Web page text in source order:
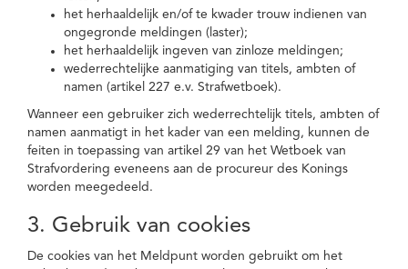
het herhaaldelijk en/of te kwader trouw indienen van
ongegronde meldingen (laster);
het herhaaldelijk ingeven van zinloze meldingen;
wederrechtelijke aanmatiging van titels, ambten of
namen (artikel 227 e.v. Strafwetboek).
Wanneer een gebruiker zich wederrechtelijk titels, ambten of
namen aanmatigt in het kader van een melding, kunnen de
feiten in toepassing van artikel 29 van het Wetboek van
Strafvordering eveneens aan de procureur des Konings
worden meegedeeld.
3. Gebruik van cookies
De cookies van het Meldpunt worden gebruikt om het